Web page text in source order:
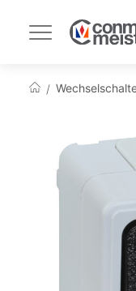
Navigation
umschalten
Startseite